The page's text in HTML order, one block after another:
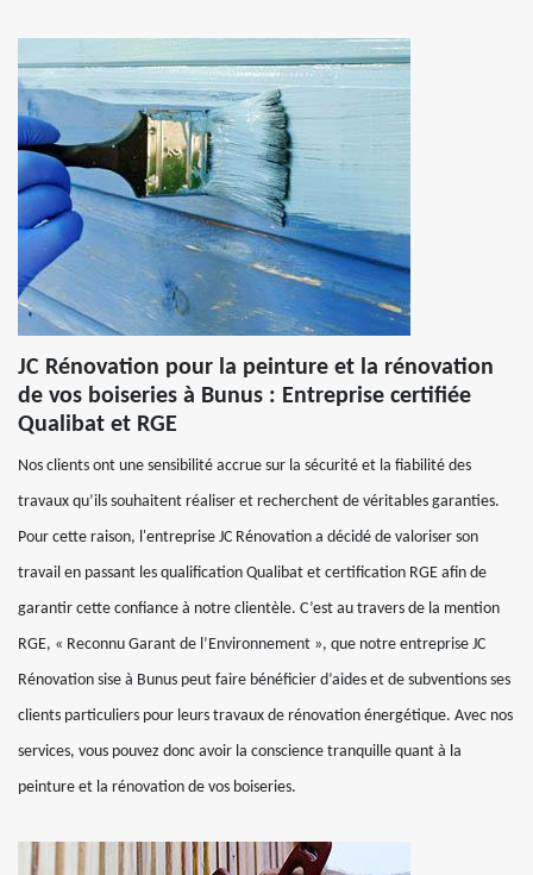
JC Rénovation pour la peinture et la rénovation
de vos boiseries à Bunus : Entreprise certifiée
Qualibat et RGE
Nos clients ont une sensibilité accrue sur la sécurité et la fiabilité des
travaux qu’ils souhaitent réaliser et recherchent de véritables garanties.
Pour cette raison, l'entreprise JC Rénovation a décidé de valoriser son
travail en passant les qualification Qualibat et certification RGE afin de
garantir cette confiance à notre clientèle. C’est au travers de la mention
RGE, « Reconnu Garant de l’Environnement », que notre entreprise JC
Rénovation sise à Bunus peut faire bénéficier d’aides et de subventions ses
clients particuliers pour leurs travaux de rénovation énergétique. Avec nos
services, vous pouvez donc avoir la conscience tranquille quant à la
peinture et la rénovation de vos boiseries.